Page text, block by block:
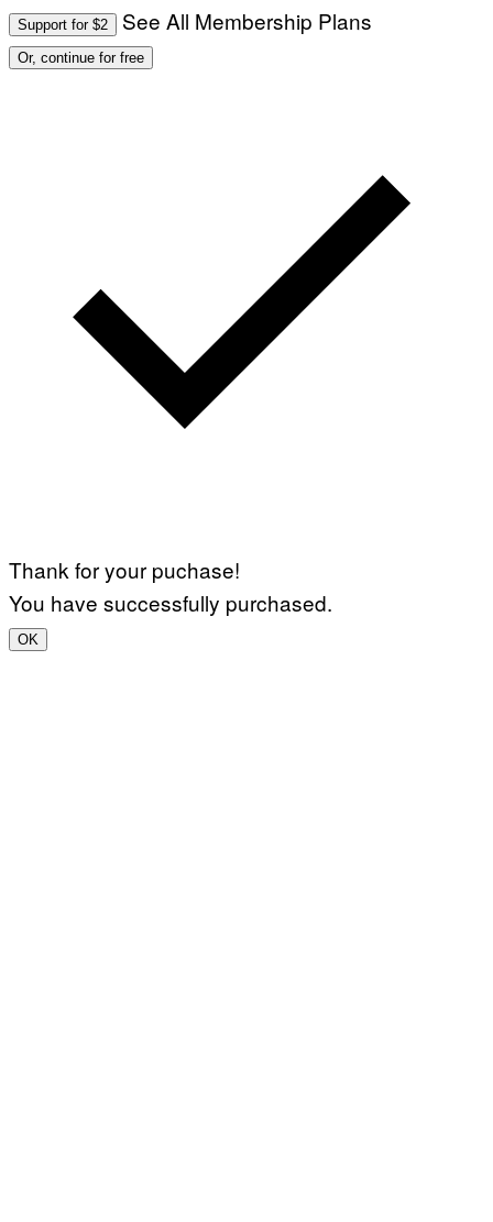
Support for $2 See All Membership Plans
Or, continue for free
Thank for your puchase!
You have successfully purchased.
OK